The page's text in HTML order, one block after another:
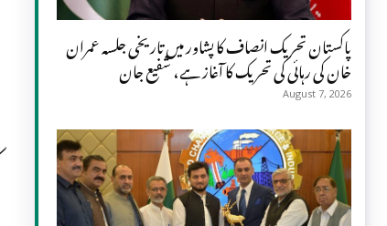
پاکستان تحریک انصاف کا پشاور میں تاریخی جلسہ عمران
خان کی رہائی کی تحریک کا آغاز ہے، شفیع جان
August 7, 2026